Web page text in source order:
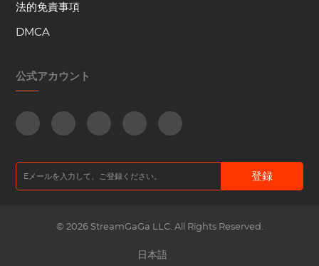
法的免責事項
DMCA
公式アカウント
登録
© 2026 StreamGaGa LLC. All Rights Reserved.
日本語